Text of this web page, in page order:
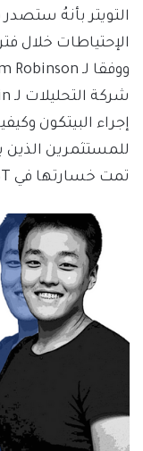
التويتر بأنهُ
الإحتياطات خلال
إجراء البيتكون
للمستثمرين
تمت خسارتها في UST خلال الأيام الماضية